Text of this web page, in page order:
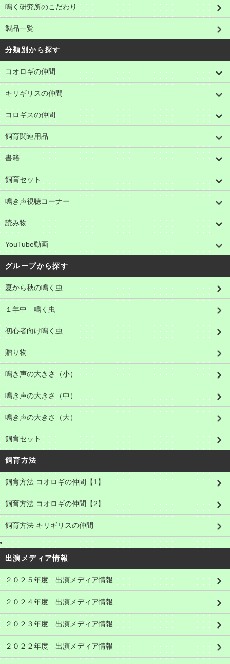
鳴く研究所のこだわり
製品一覧
分類別から探す
コオロギの仲間
キリギリスの仲間
コロギスの仲間
飼育関連用品
書籍
飼育セット
鳴き声視聴コーナー
読み物
YouTube動画
グループから探す
夏から秋の鳴く虫
１年中 鳴く虫
初心者向け鳴く虫
贈り物
鳴き声の大きさ（小）
鳴き声の大きさ（中）
鳴き声の大きさ（大）
飼育セット
飼育方法
飼育方法 コオロギの仲間【1】
飼育方法 コオロギの仲間【2】
飼育方法 キリギリスの仲間
出演メディア情報
２０２５年度 出演メディア情報
２０２４年度 出演メディア情報
２０２３年度 出演メディア情報
２０２２年度 出演メディア情報